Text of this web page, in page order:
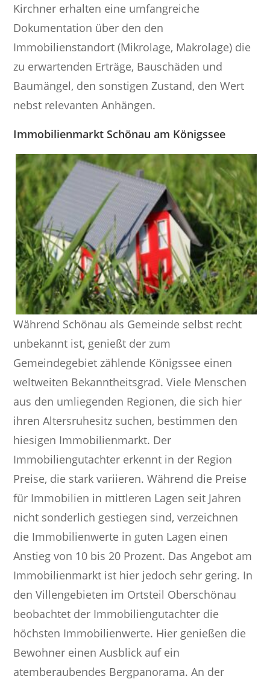
Kirchner erhalten eine umfangreiche
Dokumentation über den den
Immobilienstandort (Mikrolage, Makrolage) die
zu erwartenden Erträge, Bauschäden und
Baumängel, den sonstigen Zustand, den Wert
nebst relevanten Anhängen.
Immobilienmarkt Schönau am Königssee
Während Schönau als Gemeinde selbst recht
unbekannt ist, genießt der zum
Gemeindegebiet zählende Königssee einen
weltweiten Bekanntheitsgrad. Viele Menschen
aus den umliegenden Regionen, die sich hier
ihren Altersruhesitz suchen, bestimmen den
hiesigen Immobilienmarkt. Der
Immobiliengutachter erkennt in der Region
Preise, die stark variieren. Während die Preise
für Immobilien in mittleren Lagen seit Jahren
nicht sonderlich gestiegen sind, verzeichnen
die Immobilienwerte in guten Lagen einen
Anstieg von 10 bis 20 Prozent. Das Angebot am
Immobilienmarkt ist hier jedoch sehr gering. In
den Villengebieten im Ortsteil Oberschönau
beobachtet der Immobiliengutachter die
höchsten Immobilienwerte. Hier genießen die
Bewohner einen Ausblick auf ein
atemberaubendes Bergpanorama. An der